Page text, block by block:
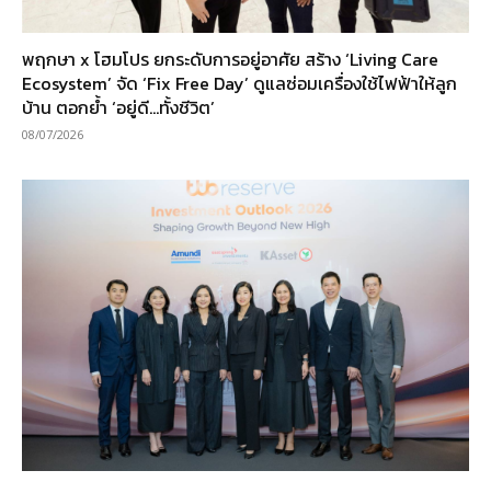
พฤกษา x โฮมโปร ยกระดับการอยู่อาศัย สร้าง ‘Living Care
Ecosystem’ จัด ‘Fix Free Day’ ดูแลซ่อมเครื่องใช้ไฟฟ้าให้ลูก
บ้าน ตอกย้ำ ‘อยู่ดี…ทั้งชีวิต’
08/07/2026